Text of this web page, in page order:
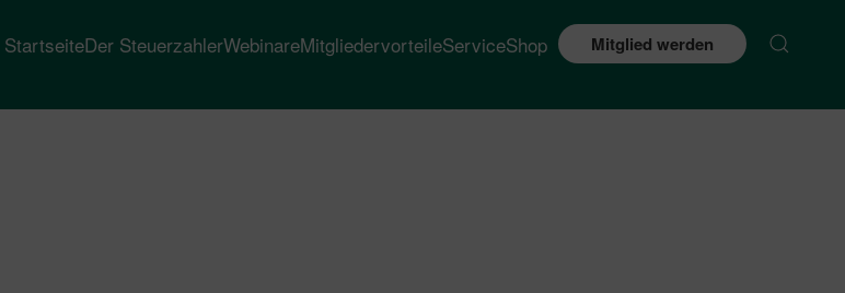
StartseiteDer SteuerzahlerWebinareMitgliedervorteileServiceShop Mitglied werden